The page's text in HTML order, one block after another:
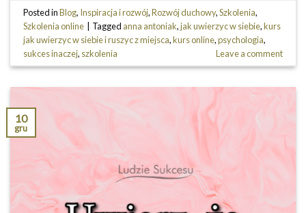
Posted inBlog, Inspiracja i rozwój,Rozwój duchowy,Szkolenia,
Szkolenia online | Tagged anna antoniak,jak uwierzyc w siebie,kurs
jak uwierzyc w siebie i ruszyc z miejsca,kurs online,psychologia,
sukces inaczej, szkolenia Leave a comment
10
gru